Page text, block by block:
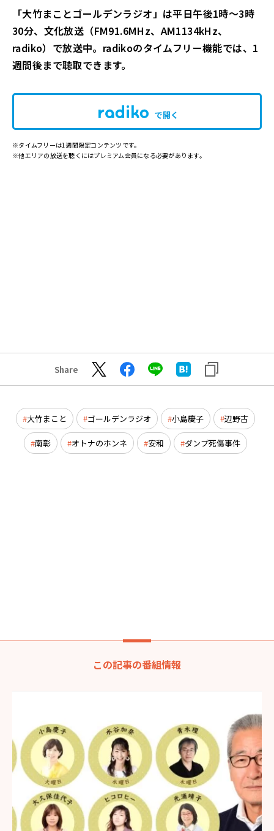
「大竹まことゴールデンラジオ」は平日午後1時～3時
30分、文化放送（FM91.6MHz、AM1134kHz、
radiko）で放送中。radikoのタイムフリー機能では、1
週間後まで聴取できます。
で開く
※タイムフリーは1週間限定コンテンツです。
※他エリアの放送を聴くにはプレミアム会員になる必要があります。
Share
大竹まこと ゴールデンラジオ 小島慶子 辺野古
南彰 オトナのホンネ 安和 ダンプ死傷事件
この記事の番組情報